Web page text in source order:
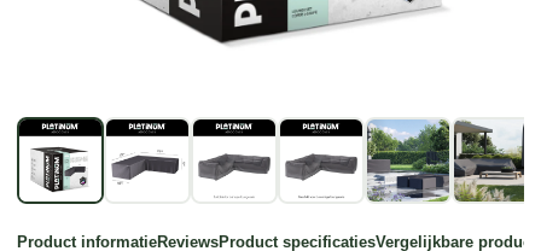
Product informatieReviewsProduct specificatiesVergelijkbare